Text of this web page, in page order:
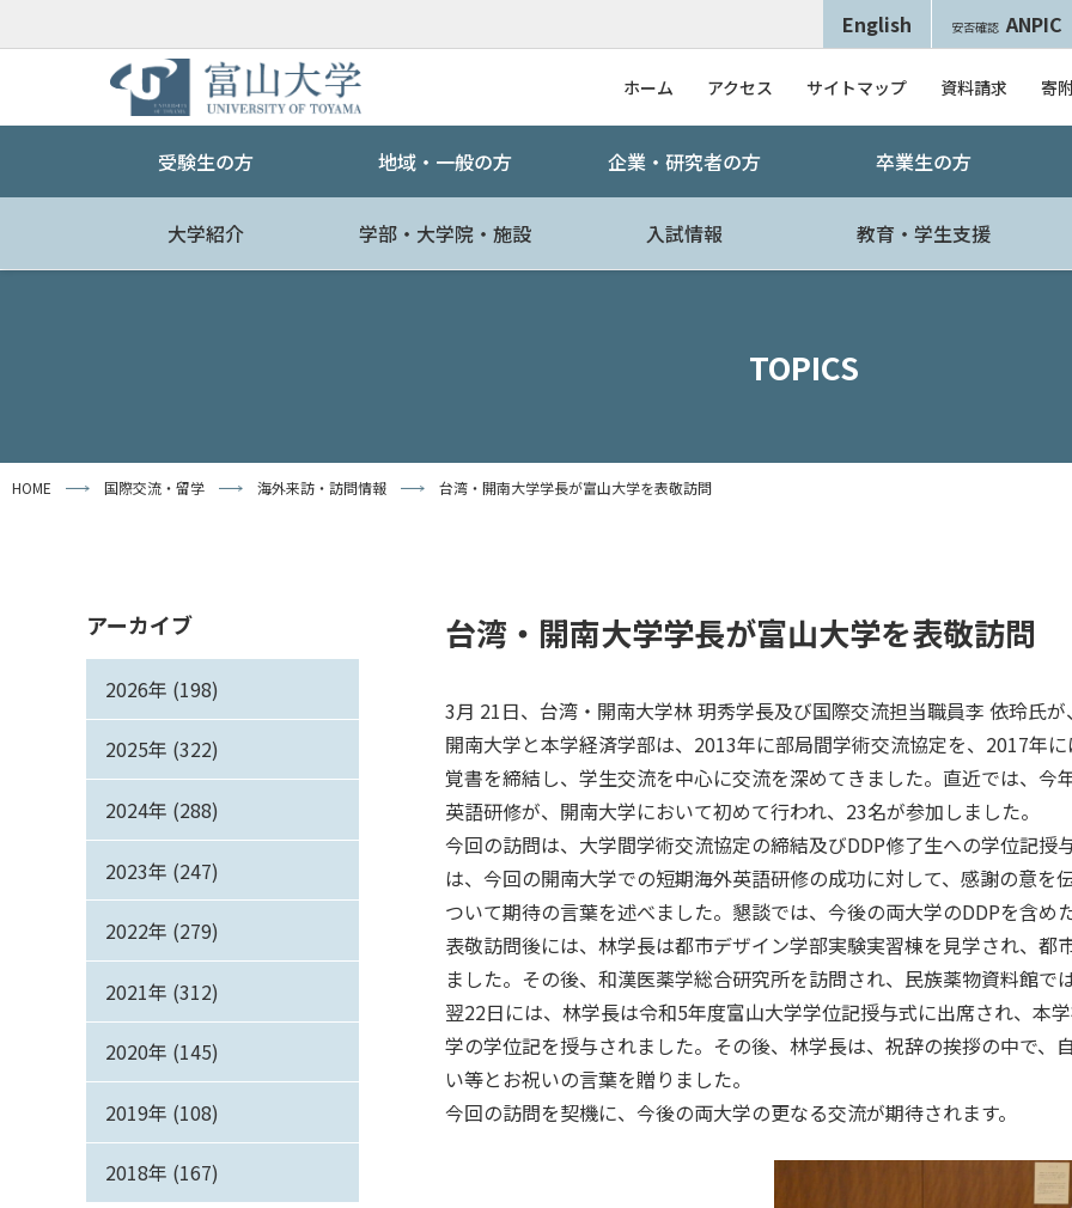
English 安否確認 ANPIC
ホーム アクセス サイトマップ 資料請求 寄
受験生の方 地域・一般の方 企業・研究者の方 卒業生の方
大学紹介 学部・大学院・施設 入試情報 教育・学生支援
TOPICS
HOME 国際交流・留学 海外来訪・訪問情報 台湾・開南大学学長が富山大学を表敬訪問
アーカイブ
2026年 (198)
2025年 (322)
2024年 (288)
2023年 (247)
2022年 (279)
2021年 (312)
2020年 (145)
2019年 (108)
2018年 (167)
台湾・開南大学学長が富山大学を表敬訪問
3月 21日、台湾・開南大学林 玥秀学長及び国際交流担当職員李 依玲氏
開南大学と本学経済学部は、2013年に部局間学術交流協定を、2017年
覚書を締結し、学生交流を中心に交流を深めてきました。直近では、
英語研修が、開南大学において初めて行われ、23名が参加しました。
今回の訪問は、大学間学術交流協定の締結及びDDP修了生への学位記
は、今回の開南大学での短期海外英語研修の成功に対して、感謝の意
ついて期待の言葉を述べました。懇談では、今後の両大学のDDPを含
表敬訪問後には、林学長は都市デザイン学部実験実習棟を見学され、
ました。その後、和漢医薬学総合研究所を訪問され、民族薬物資料館
翌22日には、林学長は令和5年度富山大学学位記授与式に出席され、本
学の学位記を授与されました。その後、林学長は、祝辞の挨拶の中で
い等とお祝いの言葉を贈りました。
今回の訪問を契機に、今後の両大学の更なる交流が期待されます。